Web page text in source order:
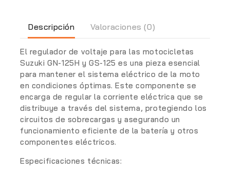
Descripción Valoraciones (0)
El regulador de voltaje para las motocicletas
Suzuki GN-125H yGS-125 es una pieza esencial
para mantener el sistema eléctrico de la moto
en condiciones óptimas. Este componente se
encarga de regular la corriente eléctrica que se
distribuye a través del sistema, protegiendo los
circuitos de sobrecargas y asegurando un
funcionamiento eficiente de la batería y otros
componentes eléctricos.
Especificaciones técnicas: